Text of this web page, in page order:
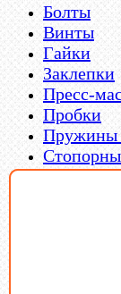
Болты
Винты
Гайки
Заклепки
Пресс-
Пробки
Пружины
Такелаж